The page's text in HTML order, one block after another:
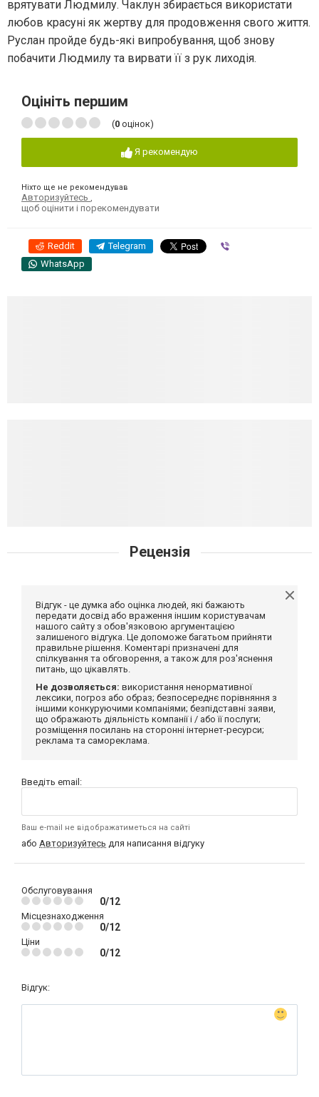
врятувати Людмилу. Чаклун збирається використати
любов красуні як жертву для продовження свого життя.
Руслан пройде будь-які випробування, щоб знову
побачити Людмилу та вирвати її з рук лиходія.
Оцініть першим
(0 оцінок)
Я рекомендую
Ніхто ще не рекомендував
Авторизуйтесь ,
щоб оцінити і порекомендувати
Reddit Telegram
WhatsApp
Рецензія
Відгук - це думка або оцінка людей, які бажають
передати досвід або враження іншим користувачам
нашого сайту з обов'язковою аргументацією
залишеного відгука. Це допоможе багатьом прийняти
правильне рішення. Коментарі призначені для
спілкування та обговорення, а також для роз'яснення
питань, що цікавлять.
Не дозволяється: використання ненормативної
лексики, погроз або образ; безпосереднє порівняння з
іншими конкуруючими компаніями; безпідставні заяви,
що ображають діяльність компанії і / або її послуги;
розміщення посилань на сторонні інтернет-ресурси;
реклама та самореклама.
Введіть email:
Ваш e-mail не відображатиметься на сайті
або Авторизуйтесь для написання відгуку
Обслуговування
0/12
Місцезнаходження
0/12
Ціни
0/12
Відгук: